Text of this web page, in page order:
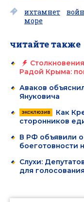
ихтамнет
море
читайте также
Радой Крыма:
Аваков
Януковича
Как
сторонников
В РФ объявили
боеготовности
Слухи:
для